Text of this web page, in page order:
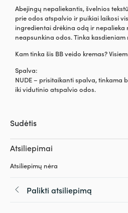
Abejingų nepaliekantis, švelnios
prie odos atspalvio ir puikiai laikosi
ingredientai drėkina odą ir
neapsunkina odos. Tinka
Kam tinka šis BB veido kremas?
Spalva:
NUDE – prisitaikanti spalva, tinkama
iki vidutinio atspalvio odos.
Sudėtis
Atsiliepimai
Atsiliepimų nėra
Palikti atsiliepimą